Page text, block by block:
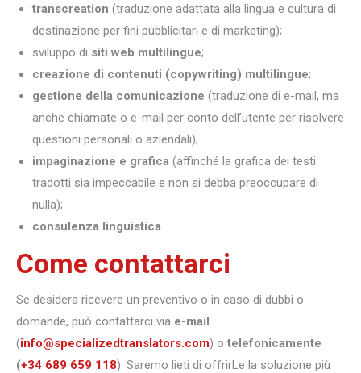
transcreation (traduzione adattata alla lingua e cultura di
destinazione per fini pubblicitari e di marketing);
sviluppo di siti web multilingue;
creazione di contenuti (copywriting) multilingue;
gestione della comunicazione (traduzione di e-mail, ma
anche chiamate o e-mail per conto dell’utente per risolvere
questioni personali o aziendali);
impaginazione e grafica (affinché la grafica dei testi
tradotti sia impeccabile e non si debba preoccupare di
nulla);
consulenza linguistica.
Come contattarci
Se desidera ricevere un preventivo o in caso di dubbi o
domande, può contattarci via e-mail
(info@specializedtranslators.com) o telefonicamente
(+34 689 659 118). Saremo lieti di offrirLe la soluzione più